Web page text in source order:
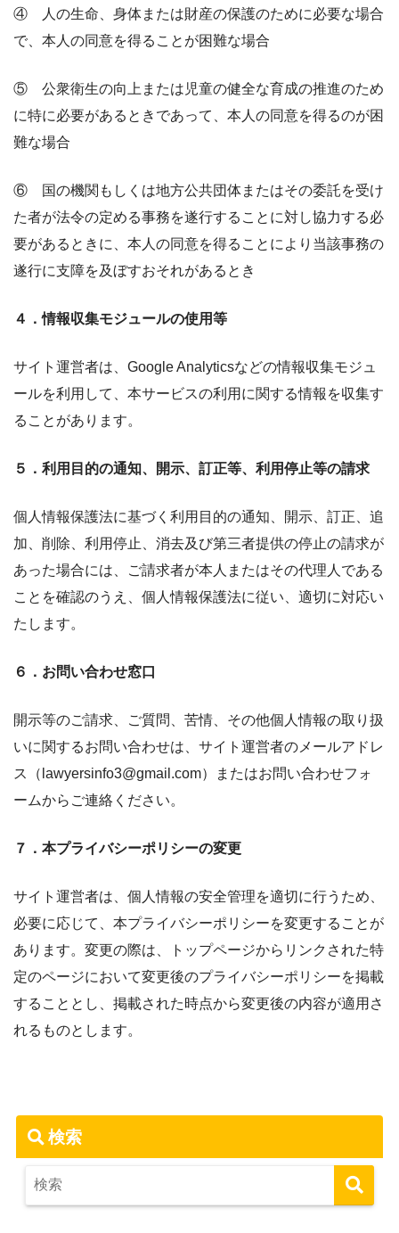
④ 人の生命、身体または財産の保護のために必要な場合
で、本人の同意を得ることが困難な場合
⑤ 公衆衛生の向上または児童の健全な育成の推進のため
に特に必要があるときであって、本人の同意を得るのが困
難な場合
⑥ 国の機関もしくは地方公共団体またはその委託を受け
た者が法令の定める事務を遂行することに対し協力する必
要があるときに、本人の同意を得ることにより当該事務の
遂行に支障を及ぼすおそれがあるとき
４．情報収集モジュールの使用等
サイト運営者は、Google Analyticsなどの情報収集モジュ
ールを利用して、本サービスの利用に関する情報を収集す
ることがあります。
５．利用目的の通知、開示、訂正等、利用停止等の請求
個人情報保護法に基づく利用目的の通知、開示、訂正、追
加、削除、利用停止、消去及び第三者提供の停止の請求が
あった場合には、ご請求者が本人またはその代理人である
ことを確認のうえ、個人情報保護法に従い、適切に対応い
たします。
６．お問い合わせ窓口
開示等のご請求、ご質問、苦情、その他個人情報の取り扱
いに関するお問い合わせは、サイト運営者のメールアドレ
ス（lawyersinfo3@gmail.com）またはお問い合わせフォ
ームからご連絡ください。
７．本プライバシーポリシーの変更
サイト運営者は、個人情報の安全管理を適切に行うため、
必要に応じて、本プライバシーポリシーを変更することが
あります。変更の際は、トップページからリンクされた特
定のページにおいて変更後のプライバシーポリシーを掲載
することとし、掲載された時点から変更後の内容が適用さ
れるものとします。
検索